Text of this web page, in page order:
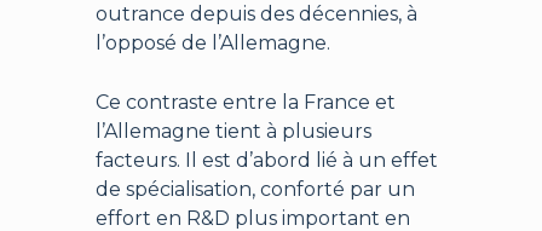
outrance depuis des décennies, à
l’opposé de l’Allemagne.
Ce contraste entre la France et
l’Allemagne tient à plusieurs
facteurs. Il est d’abord lié à un effet
de spécialisation, conforté par un
effort en R&D plus important en